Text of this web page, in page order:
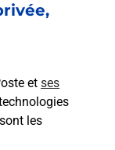
et ses
les